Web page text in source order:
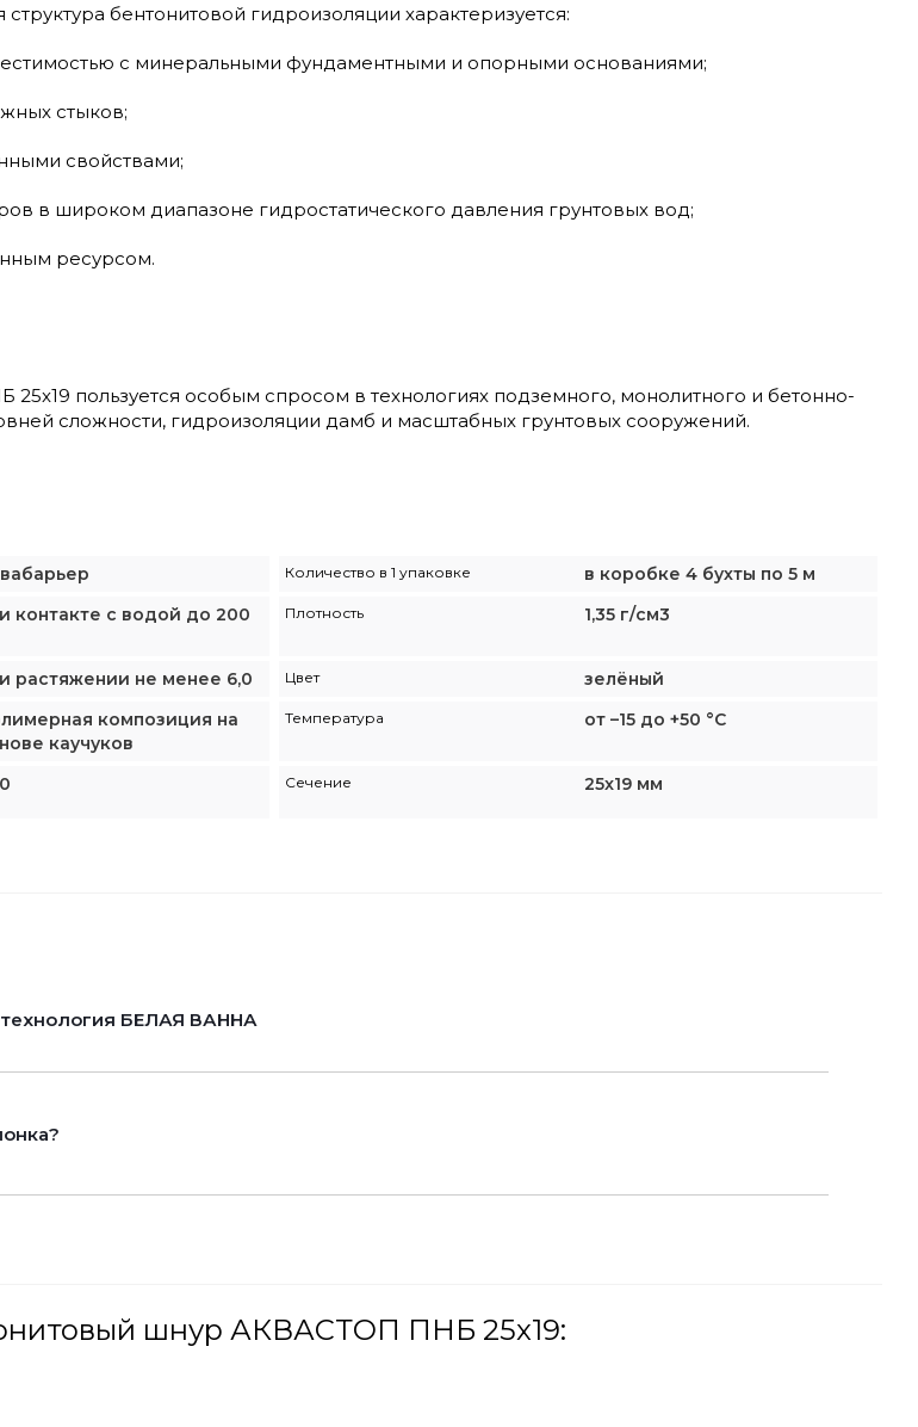
бентонитовой гидроизоляции характеризуется:
с минеральными фундаментными и опорными основаниями;
стыков;
свойствами;
в широком диапазоне гидростатического давления грунтовых вод;
ресурсом.
пользуется особым спросом в технологиях подземного, монолитного и бетонно-
сложности, гидроизоляции дамб и масштабных грунтовых сооружений.
Количество в 1 упаковке в коробке 4 бухты по 5 м
контакте с водой до 200
Плотность 1,35 г/см3
растяжении не менее 6,0 Цвет зелёный
композиция на
каучуков
Температура от –15 до +50 °C
Сечение 25x19 мм
БЕЛАЯ ВАННА
шнур АКВАСТОП ПНБ 25x19: